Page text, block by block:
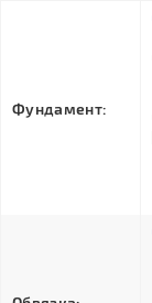
Фундамент: